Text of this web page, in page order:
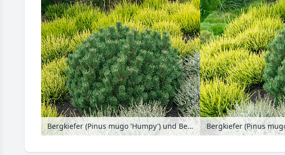
Bergkiefer (Pinus mugo 'Humpy') und Besenheide (Calluna vulgaris) Bergkiefer (Pinus